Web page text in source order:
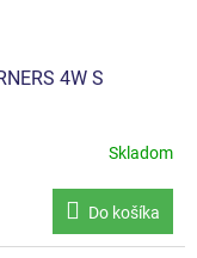
4W S
Skladom
Do košíka